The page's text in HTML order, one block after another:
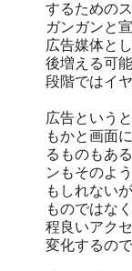
するための
ガンガンと
広告媒体と
後増える可
段階ではイ
広告という
もかと画面
るものもあ
ンもそのよ
もしれない
ものではな
程良いアク
変化するの